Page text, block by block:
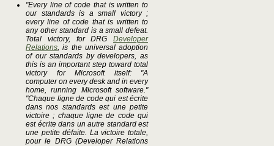
"Every line of code that is written to
our standards is a small victory ;
every line of code that is written to
any other standard is a small defeat.
Total victory, for DRG Developer
Relations, is the universal adoption
of our standards by developers, as
this is an important step toward total
victory for Microsoft itself: "A
computer on every desk and in every
home, running Microsoft software."
"Chaque ligne de code qui est écrite
dans nos standards est une petite
victoire ; chaque ligne de code qui
est écrite dans un autre standard est
une petite défaite. La victoire totale,
pour le DRG (Developer Relations